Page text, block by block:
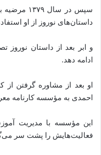
سپس در
داستان‌های نوروز از او
و ابر بعد از داستان نوروز
ادامه دهد.
او بعد از مشاوره گرفتن
احمدی به مؤسسه کارنامه
این مؤسسه با مدیریت
فعالیت‌هایش را پشت سر